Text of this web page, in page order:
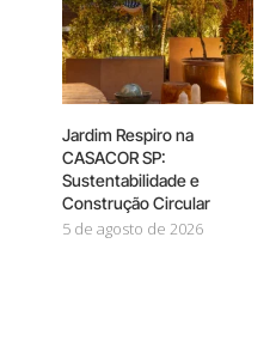
Jardim Respiro na
CASACOR SP:
Sustentabilidade e
Construção Circular
5 de agosto de 2026